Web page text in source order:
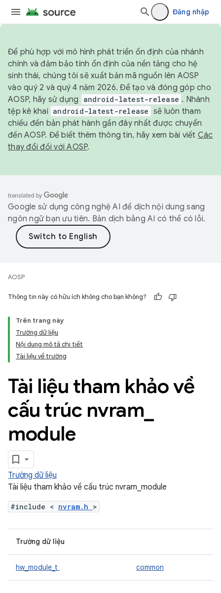
Đăng nhập
Để phù hợp với mô hình phát triển ổn định của nhánh
chính và đảm bảo tính ổn định của nền tảng cho hệ
sinh thái, chúng tôi sẽ xuất bản mã nguồn lên AOSP
vào quý 2 và quý 4 năm 2026. Để tạo và đóng góp cho
AOSP, hãy sử dụng
android-latest-release . Nhánh
tệp kê khai android-latest-release sẽ luôn tham
chiếu đến bản phát hành gần đây nhất được chuyển
đến AOSP. Để biết thêm thông tin, hãy xem bài viết Các
thay đổi đối với AOSP.
Google sử dụng công nghệ AI để dịch nội dung sang
ngôn ngữ bạn ưu tiên. Bản dịch bằng AI có thể có lỗi.
AOSP
Thông tin này có hữu ích không cho bạn không?
Trên trang này
Trường dữ liệu
Nội dung mô tả chi tiết
Tài liệu về trường
Tài liệu tham khảo về
cấu trúc nvram
module
Trường dữ liệu
Tài liệu tham khảo về cấu trúc nvram_module
#include < nvram.h >
Trường dữ liệu
hw_module_t common